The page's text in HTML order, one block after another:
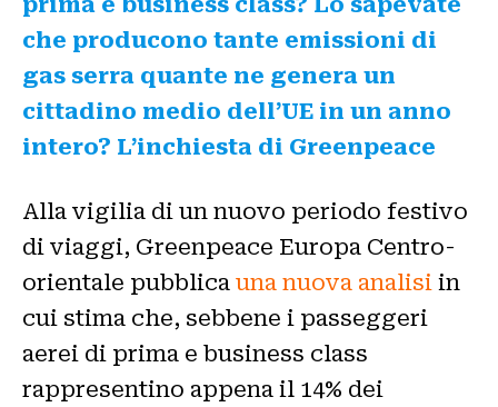
che producono tante emissioni di
gas serra quante ne genera un
cittadino medio dell’UE in un anno
intero? L’inchiesta di Greenpeace
Alla vigilia di un nuovo periodo festivo
di viaggi, Greenpeace Europa Centro-
orientale pubblica una nuova analisi in
cui stima che, sebbene i passeggeri
aerei di prima e business class
rappresentino appena il 14% dei